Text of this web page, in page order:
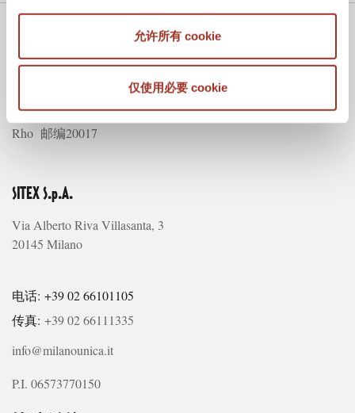
允许所有 cookie
仅使用必要 cookie
Rho Fieramilano, 地址是Strada Statale Sempione路28号,米兰
Rho 邮编20017
SITEX S.p.A.
Via Alberto Riva Villasanta, 3
20145 Milano
电话: +39 02 66101105
传真: +39 02 66111335
info@milanounica.it
P.I. 06573770150